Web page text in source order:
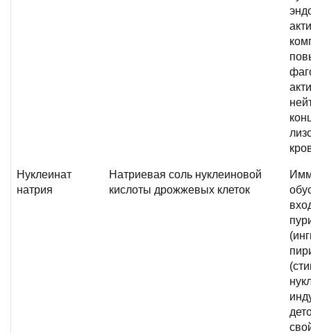
Нуклеинат
натрия
Натриевая соль нуклеиновой
кислоты дрожжевых клеток